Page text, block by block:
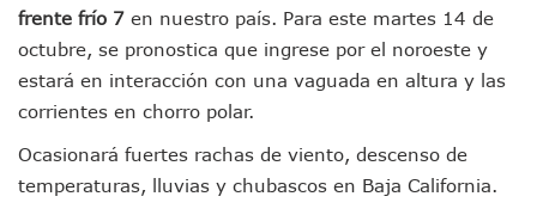
“Kato” Supera El Abandono Y Comienza Una Nueva Vida
México Necesitaba 600 Mil Empleos; Solo Generó 262 Mil
Poderoso Terremoto Destruye Edificios Y Puentes En
Munguía Es El Sexto Mejor Alcalde De Jalisco, Según
ATM Incorpora 20 Nuevos Camiones Al Corredor Bahía
Colectivos Piden A Lemus Más Ministerios Públicos Para
Avenida Federación En Puerto Vallarta Registra 80% De
Caída De “El Mencho” Elevó Percepción De Inseguridad
frente frío 7 en nuestro país. Para este martes 14 de
octubre, se pronostica que ingrese por el noroeste y
estará en interacción con una vaguada en altura y las
corrientes en chorro polar.
Ocasionará fuertes rachas de viento, descenso de
temperaturas, lluvias y chubascos en Baja California.